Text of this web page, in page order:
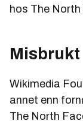
hos The
Misbrukt
Wikimedia
annet enn
The North